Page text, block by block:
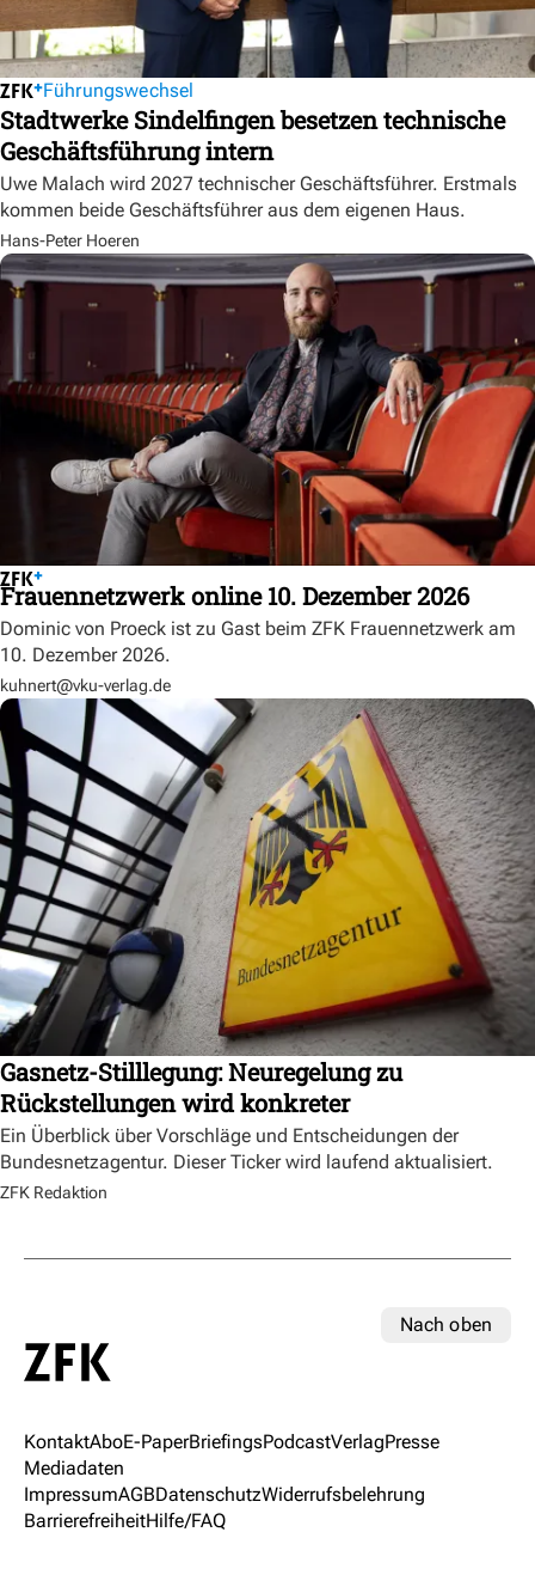
Führungswechsel
Stadtwerke Sindelfingen besetzen technische
Geschäftsführung intern
Uwe Malach wird 2027 technischer Geschäftsführer. Erstmals
kommen beide Geschäftsführer aus dem eigenen Haus.
Hans-Peter Hoeren
Frauennetzwerk online 10. Dezember 2026
Dominic von Proeck ist zu Gast beim ZFK Frauennetzwerk am
10. Dezember 2026.
kuhnert@vku-verlag.de
Gasnetz-Stilllegung: Neuregelung zu
Rückstellungen wird konkreter
Ein Überblick über Vorschläge und Entscheidungen der
Bundesnetzagentur. Dieser Ticker wird laufend aktualisiert.
ZFK Redaktion
Nach oben
KontaktAboE-PaperBriefingsPodcastVerlagPresse
Mediadaten
ImpressumAGBDatenschutzWiderrufsbelehrung
BarrierefreiheitHilfe/FAQ